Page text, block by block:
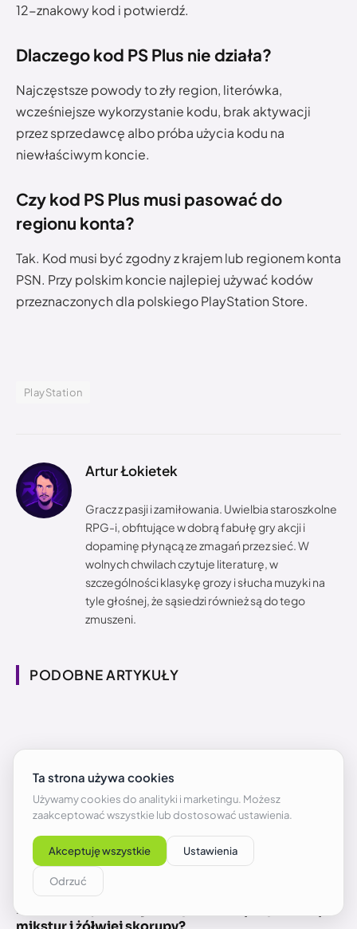
12-znakowy kod i potwierdź.
Dlaczego kod PS Plus nie działa?
Najczęstsze powody to zły region, literówka,
wcześniejsze wykorzystanie kodu, brak aktywacji
przez sprzedawcę albo próba użycia kodu na
niewłaściwym koncie.
Czy kod PS Plus musi pasować do
regionu konta?
Tak. Kod musi być zgodny z krajem lub regionem konta
PSN. Przy polskim koncie najlepiej używać kodów
przeznaczonych dla polskiego PlayStation Store.
PlayStation
Artur Łokietek
Gracz z pasji i zamiłowania. Uwielbia staroszkolne
RPG-i, obfitujące w dobrą fabułę gry akcji i
dopaminę płynącą ze zmagań przez sieć. W
wolnych chwilach czytuje literaturę, w
szczególności klasykę grozy i słucha muzyki na
tyle głośnej, że sąsiedzi również są do tego
zmuszeni.
PODOBNE ARTYKUŁY
Minecraft – jak oddychać pod wodą za pomocą